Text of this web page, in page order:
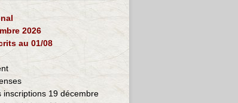
2026
au 01/08
inscriptions 19 décembre